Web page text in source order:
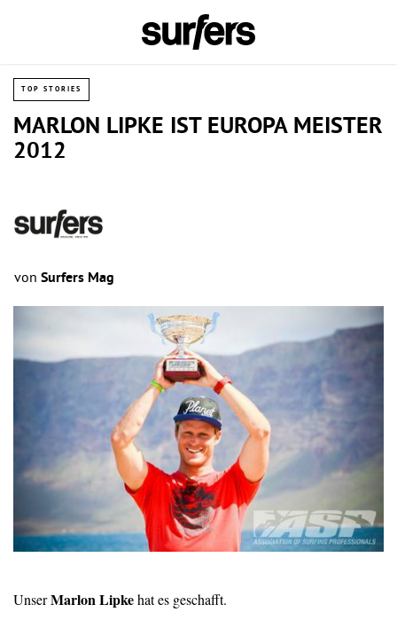
TOP STORIES
MARLON LIPKE IST EUROPA MEISTER
2012
von Surfers Mag
UnserMarlon Lipkehat es geschafft.